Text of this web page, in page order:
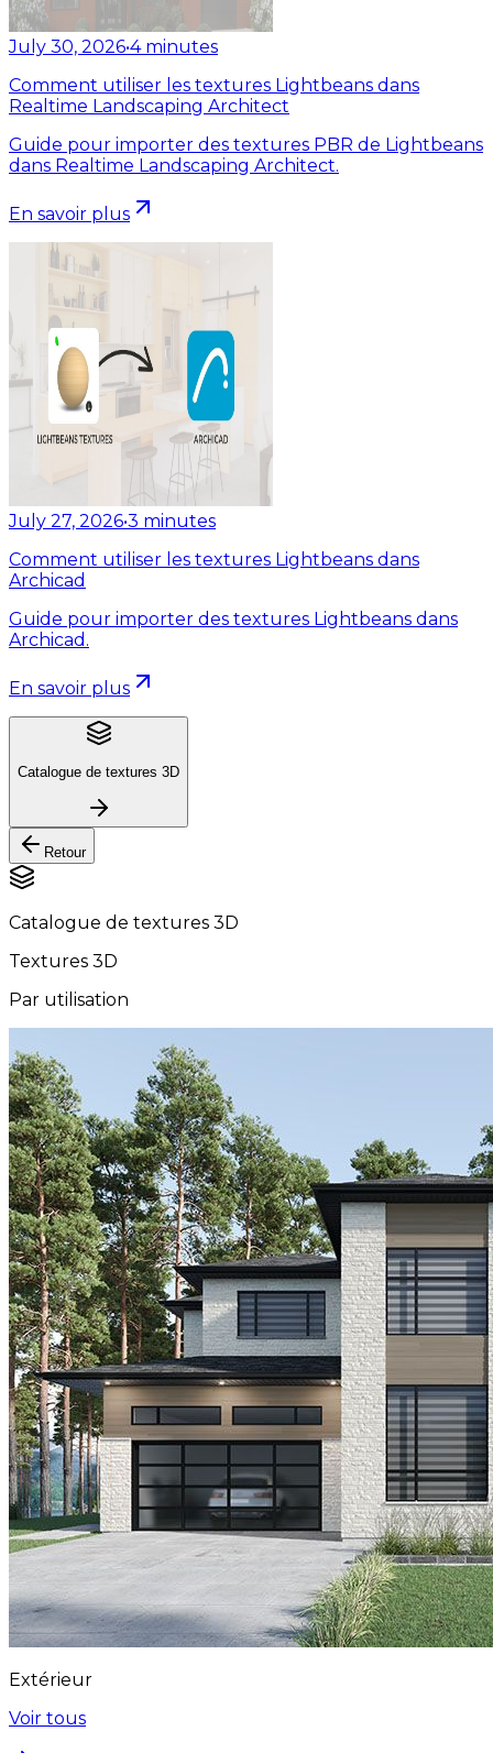
July 30, 2026•4 minutes
Comment utiliser les textures Lightbeans dans
Realtime Landscaping Architect
Guide pour importer des textures PBR de Lightbeans
dans Realtime Landscaping Architect.
En savoir plus
July 27, 2026•3 minutes
Comment utiliser les textures Lightbeans dans
Archicad
Guide pour importer des textures Lightbeans dans
Archicad.
En savoir plus
Catalogue de textures 3D
Retour
Catalogue de textures 3D
Textures 3D
Par utilisation
Extérieur
Voir tous